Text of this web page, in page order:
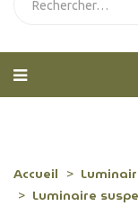
Accueil
Luminaire